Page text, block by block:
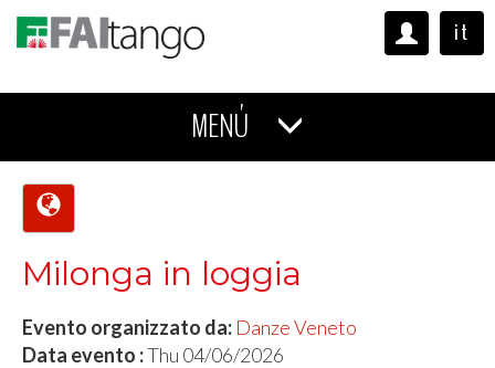
it
MENÚ
Milonga in loggia
Evento organizzato da: Danze Veneto
Data evento :Thu 04/06/2026